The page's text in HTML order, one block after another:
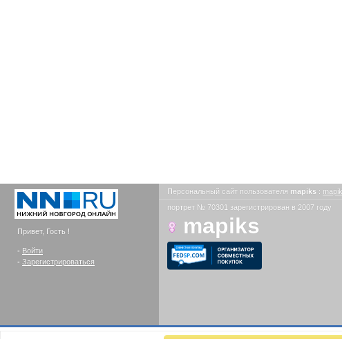
Привет, Гость !
- Войти
- Зарегистрироваться
Персональный сайт пользователя mapiks :
портрет № 70301 зарегистрирован в 2007 году
mapiks